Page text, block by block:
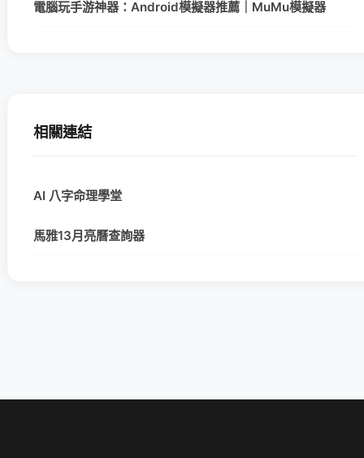
電腦玩手游神器：Android模擬器推薦｜MuMu模擬器
相關連結
AI 八字命理學堂
馬雅13月亮曆查詢器